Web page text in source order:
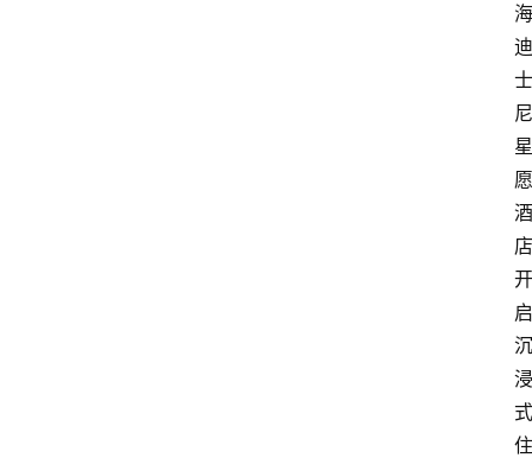
海
迪
士
尼
星
愿
酒
店
开
启
沉
浸
式
住